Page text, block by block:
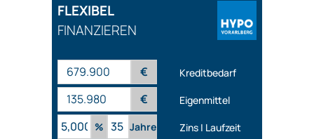
FLEXIBEL
FINANZIEREN
€ Kreditbedarf
€
Eigenmittel
%
Jahre Zins | Laufzeit